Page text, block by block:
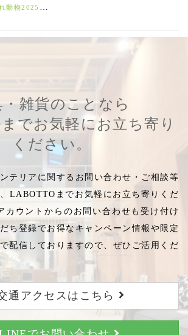
動物2025
・雑貨のことなら
でお気軽にお立ち寄り
ください。
テリアに関するお問い合わせ・ご相談等
LABOTTOまでお気軽にお立ち寄りくだ
カウントからのお問い合わせも受け付け
ち登録でお得なキャンペーン情報や限定
配信しておりますので、ぜひご活用くだ
通アクセスはこちら